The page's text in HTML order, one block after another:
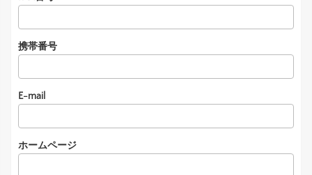
携帯番号
E-mail
ホームページ